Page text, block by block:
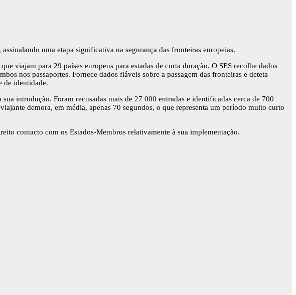
uma etapa significativa na segurança das fronteiras europeias.
viajam para 29 países europeus para estadas de curta duração. O SES recolhe dados
nos passaportes. Fornece dados fiáveis sobre a passagem das fronteiras e deteta
de identidade.
introdução. Foram recusadas mais de 27 000 entradas e identificadas cerca de 700
demora, em média, apenas 70 segundos, o que representa um período muito curto
contacto com os Estados-Membros relativamente à sua implementação.